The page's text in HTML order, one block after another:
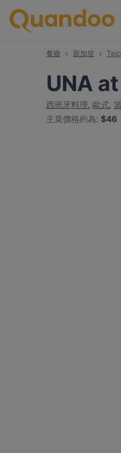
餐廳 新加坡
UNA
西班牙料理, 歐式,
主菜價格約為: $46